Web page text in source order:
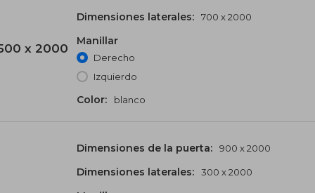
x 2000
Dimensiones laterales: 700 x 2000
Manillar
Derecho
Izquierdo
Color: blanco
Dimensiones de la puerta: 900 x 2000
Dimensiones laterales: 300 x 2000